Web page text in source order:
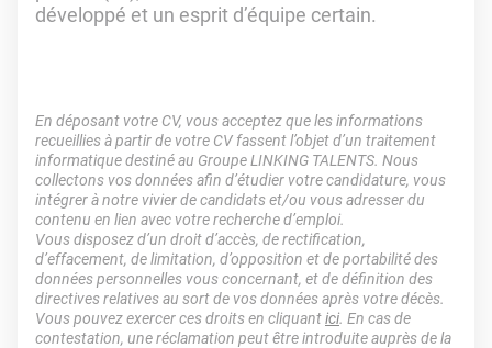
développé et un esprit d’équipe certain.
En déposant votre CV, vous acceptez que les informations
recueillies à partir de votre CV fassent l’objet d’un traitement
informatique destiné au Groupe LINKING TALENTS. Nous
collectons vos données afin d’étudier votre candidature, vous
intégrer à notre vivier de candidats et/ou vous adresser du
contenu en lien avec votre recherche d’emploi.
Vous disposez d’un droit d’accès, de rectification,
d’effacement, de limitation, d’opposition et de portabilité des
données personnelles vous concernant, et de définition des
directives relatives au sort de vos données après votre décès.
Vous pouvez exercer ces droits en cliquantici. En cas de
contestation, une réclamation peut être introduite auprès de la